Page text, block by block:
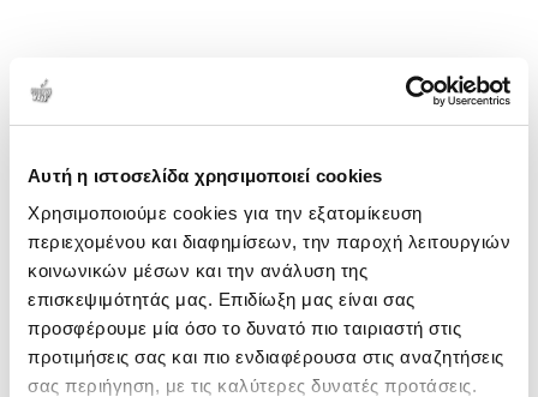
Αυτή η ιστοσελίδα χρησιμοποιεί cookies
Χρησιμοποιούμε cookies για την εξατομίκευση
περιεχομένου και διαφημίσεων, την παροχή λειτουργιών
κοινωνικών μέσων και την ανάλυση της
επισκεψιμότητάς μας. Επιδίωξη μας είναι σας
προσφέρουμε μία όσο το δυνατό πιο ταιριαστή στις
προτιμήσεις σας και πιο ενδιαφέρουσα στις αναζητήσεις
σας περιήγηση, με τις καλύτερες δυνατές προτάσεις.